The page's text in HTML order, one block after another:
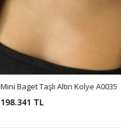
Mini Baget Taşlı Altın Kolye A0035
198.341 TL